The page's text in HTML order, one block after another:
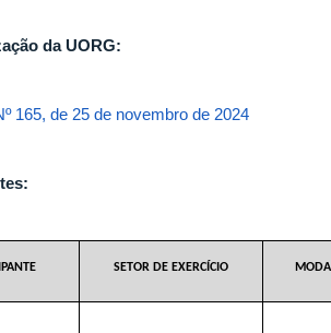
da UORG:
165, de 25 de novembro de 2024
SETOR DE EXERCÍCIO